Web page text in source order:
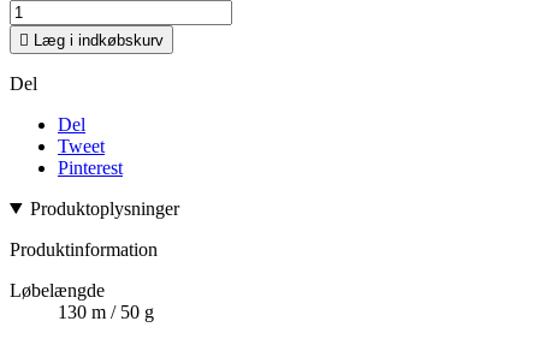
 Læg i indkøbskurv
Del
Del
Tweet
Pinterest
Produktoplysninger
Produktinformation
Løbelængde
130 m / 50 g